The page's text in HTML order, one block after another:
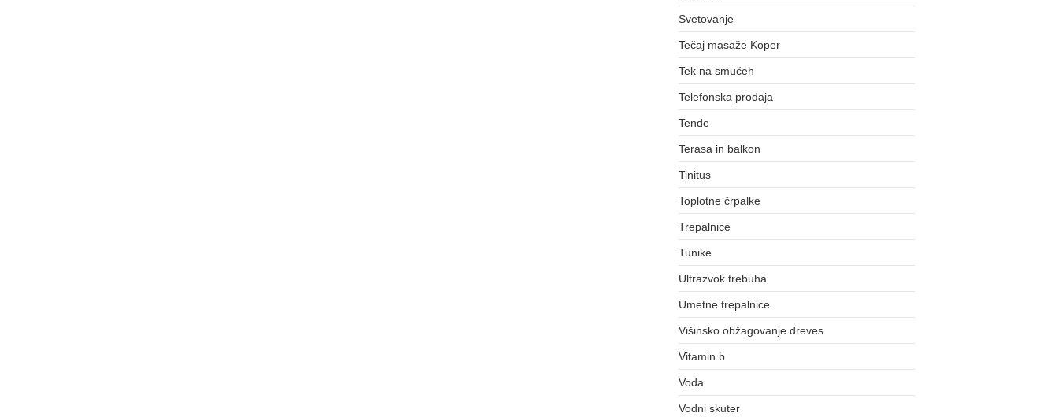
Svetovanje
Tečaj masaže Koper
Tek na smučeh
Telefonska prodaja
Tende
Terasa in balkon
Tinitus
Toplotne črpalke
Trepalnice
Tunike
Ultrazvok trebuha
Umetne trepalnice
Višinsko obžagovanje dreves
Vitamin b
Voda
Vodni skuter